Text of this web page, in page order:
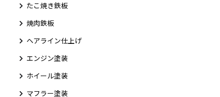
たこ焼き鉄板
焼肉鉄板
ヘアライン仕上げ
エンジン塗装
ホイール塗装
マフラー塗装